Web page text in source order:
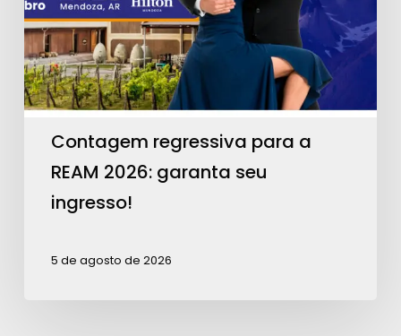
2026:
garanta
seu
ingresso!
Contagem regressiva para a
REAM 2026: garanta seu
ingresso!
5 de agosto de 2026